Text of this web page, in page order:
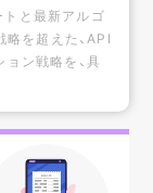
と最新アルゴ
略を超えた、API
ン戦略を、具